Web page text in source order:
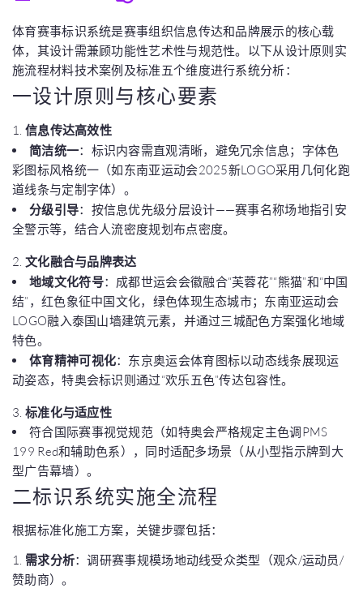
体育赛事标识系统是赛事组织信息传达和品牌展示的核心载
体，其设计需兼顾功能性艺术性与规范性。以下从设计原则实
施流程材料技术案例及标准五个维度进行系统分析：
一设计原则与核心要素
1. 信息传达高效性
简洁统一：标识内容需直观清晰，避免冗余信息；字体色
彩图标风格统一（如东南亚运动会2025新LOGO采用几何化跑
道线条与定制字体）。
分级引导：按信息优先级分层设计——赛事名称场地指引安
全警示等，结合人流密度规划布点密度。
2. 文化融合与品牌表达
地域文化符号：成都世运会会徽融合“芙蓉花”“熊猫”和“中国
结”，红色象征中国文化，绿色体现生态城市；东南亚运动会
LOGO融入泰国山墙建筑元素，并通过三城配色方案强化地域
特色。
体育精神可视化：东京奥运会体育图标以动态线条展现运
动姿态，特奥会标识则通过“欢乐五色”传达包容性。
3. 标准化与适应性
符合国际赛事视觉规范（如特奥会严格规定主色调PMS
199 Red和辅助色系），同时适配多场景（从小型指示牌到大
型广告幕墙）。
二标识系统实施全流程
根据标准化施工方案，关键步骤包括：
1. 需求分析：调研赛事规模场地动线受众类型（观众/运动员/
赞助商）。